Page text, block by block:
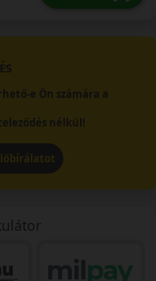
e Ön számára a
nélkül!